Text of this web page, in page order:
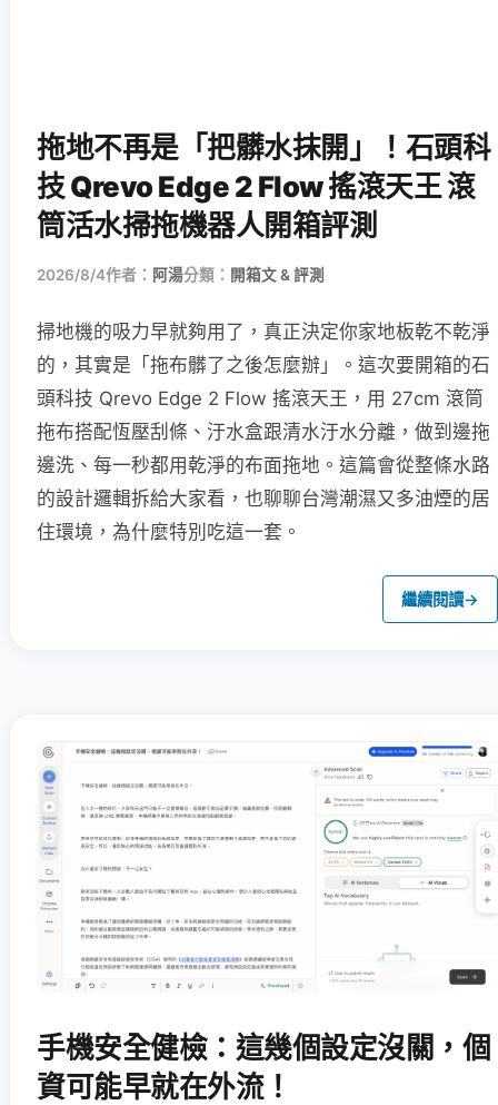
拖地不再是「把髒水抹開」！石頭科
技 Qrevo Edge 2 Flow 搖滾天王 滾
筒活水掃拖機器人開箱評測
2026/8/4作者： 阿湯分類： 開箱文 & 評測
掃地機的吸力早就夠用了，真正決定你家地板乾不乾淨
的，其實是「拖布髒了之後怎麼辦」。這次要開箱的石
頭科技 Qrevo Edge 2 Flow 搖滾天王，用 27cm 滾筒
拖布搭配恆壓刮條、汙水盒跟清水汙水分離，做到邊拖
邊洗、每一秒都用乾淨的布面拖地。這篇會從整條水路
的設計邏輯拆給大家看，也聊聊台灣潮濕又多油煙的居
住環境，為什麼特別吃這一套。
繼續閱讀→
手機安全健檢：這幾個設定沒關，個
資可能早就在外流！